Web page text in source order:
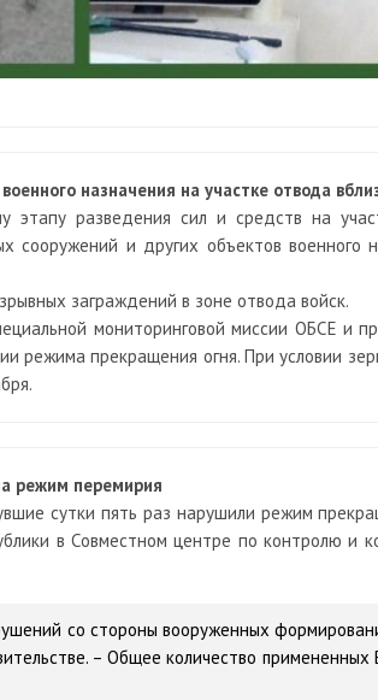
назначения на участке отвода
этапу разведения сил и средств на
и других объектов военного
заграждений в зоне отвода войск.
мониторинговой миссии ОБСЕ и
режима прекращения огня. При условии
режим перемирия
сутки пять раз нарушили режим
в Совместном центре по контролю и
со стороны вооруженных
– Общее количество